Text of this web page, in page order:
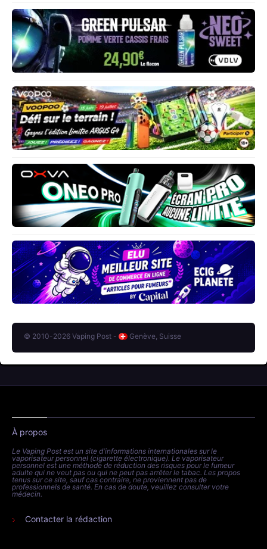
© 2010-2026 Vaping Post - Genève, Suisse
À propos
Le Vaping Post est un site d'informations internationales sur le
vaporisateur personnel (cigarette électronique). Le vaporisateur
personnel est une méthode de réduction des risques pour le fumeur
adulte qui ne veut pas ou qui ne peut pas arrêter le tabac. Les propos
tenus sur ce site, sauf cas contraire, ne proviennent pas de
professionnels de santé. En cas de doute, veuillez consulter votre
médecin.
Contacter la rédaction